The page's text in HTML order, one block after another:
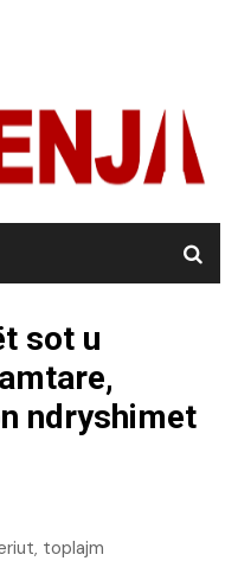
sot u
ndryshimet
, toplajm